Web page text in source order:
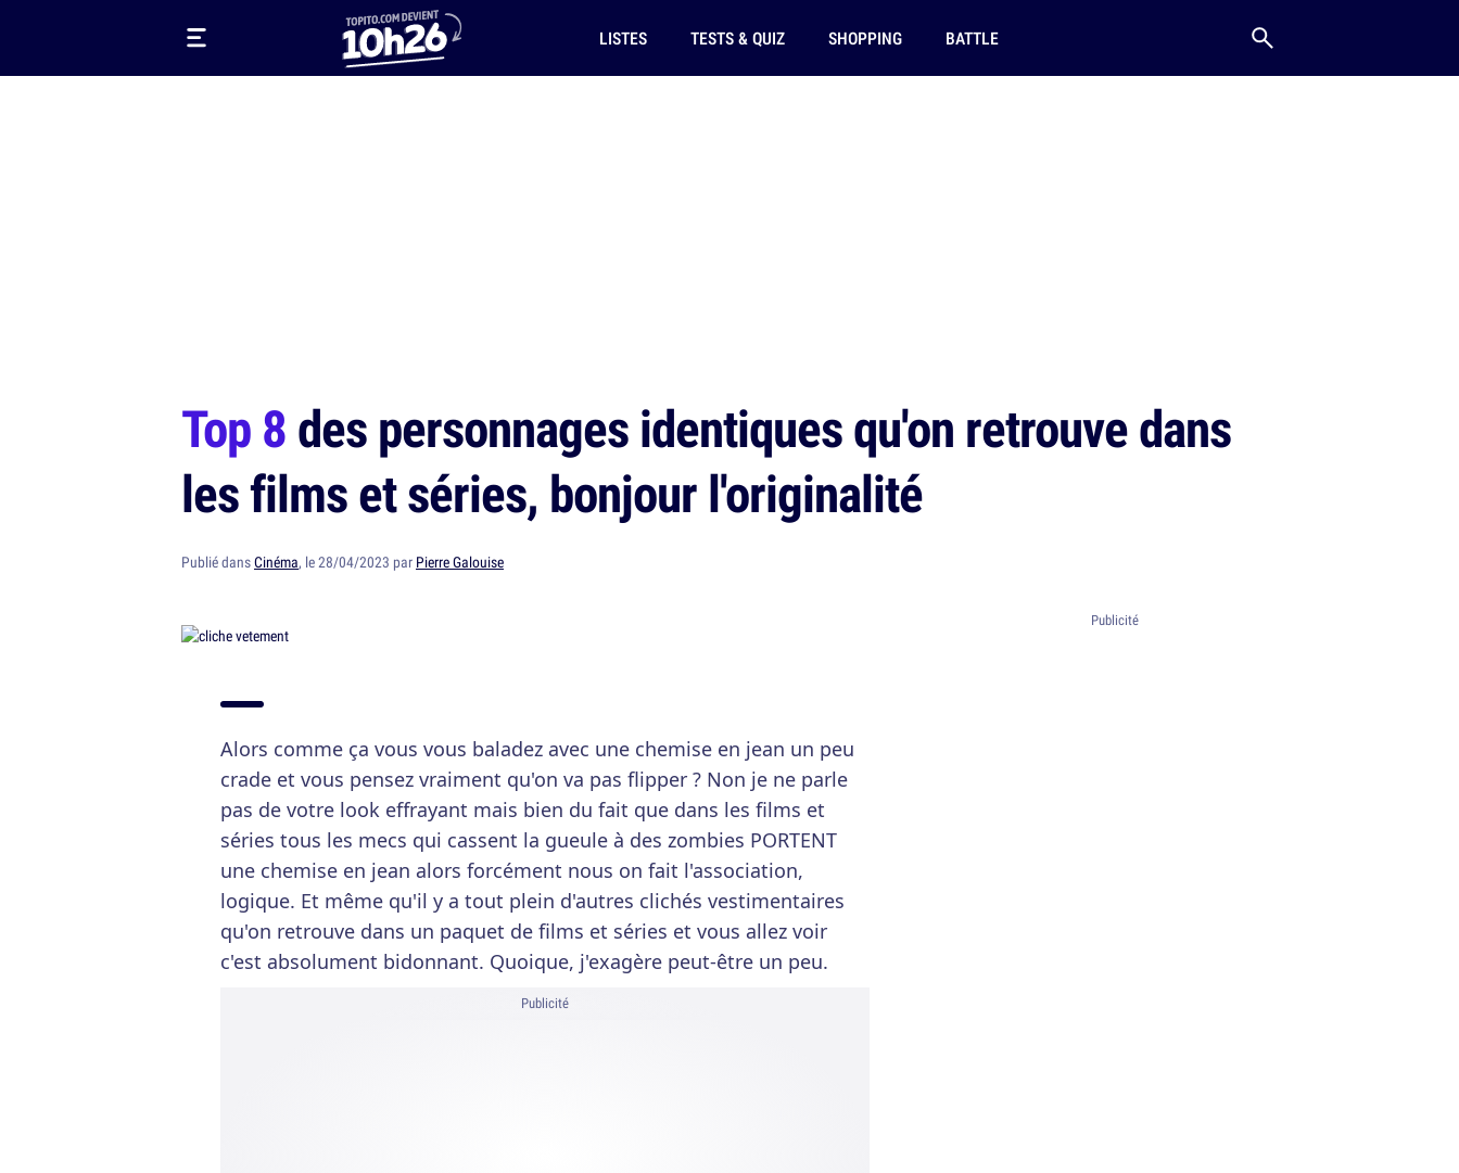
LISTES TESTS & QUIZ SHOPPING BATTLE
Top 8des personnages identiques qu'on retrouve dans
les films et séries, bonjour l'originalité
Publié dansCinéma, le 28/04/2023 par Pierre Galouise
Alors comme ça vous vous baladez avec une chemise en jean un peu
crade et vous pensez vraiment qu'on va pas flipper ? Non je ne parle
pas de votre look effrayant mais bien du fait que dans les films et
séries tous les mecs qui cassent la gueule à des zombies PORTENT
une chemise en jean alors forcément nous on fait l'association,
logique. Et même qu'il y a tout plein d'autres clichés vestimentaires
qu'on retrouve dans un paquet de films et séries et vous allez voir
c'est absolument bidonnant. Quoique, j'exagère peut-être un peu.
Publicité